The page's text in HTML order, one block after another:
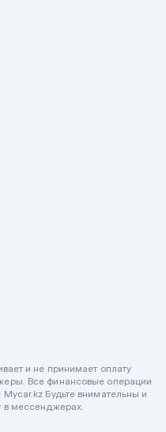
и не принимает оплату
Все финансовые операции
Будьте внимательны и
в мессенджерах.